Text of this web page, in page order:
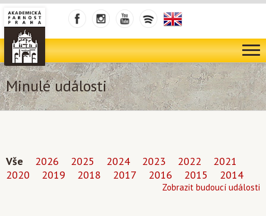
Minulé události
Vše 2026 2025 2024 2023 2022
2021
2020
2019 2018 2017 2016 2015 2014
Zobrazit budoucí události